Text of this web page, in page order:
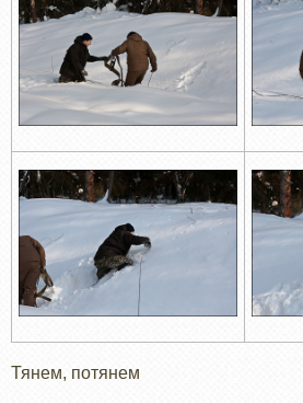
Тянем, потянем